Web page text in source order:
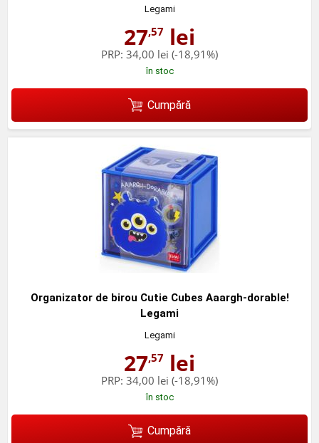
Legami
27,57 lei
PRP: 34,00 lei (-18,91%)
în stoc
Cumpără
Organizator de birou Cutie Cubes Aaargh-dorable!
Legami
Legami
27,57 lei
PRP: 34,00 lei (-18,91%)
în stoc
Cumpără